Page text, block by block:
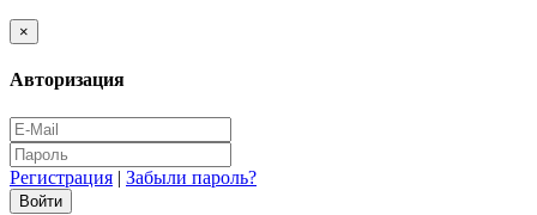
×
Авторизация
Регистрация | Забыли пароль?